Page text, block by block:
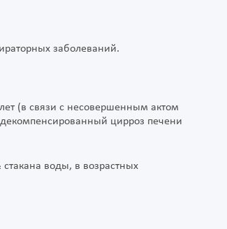
заболеваний.
(в связи с несовершенным актом
цирроз печени
воды, в возрастных